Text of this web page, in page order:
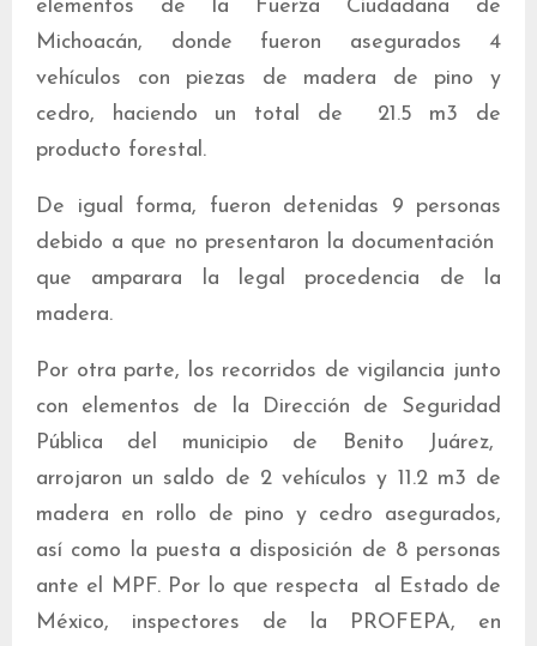
elementos de la Fuerza Ciudadana de
Michoacán, donde fueron asegurados 4
vehículos con piezas de madera de pino y
cedro, haciendo un total de 21.5 m3 de
producto forestal.
De igual forma, fueron detenidas 9 personas
debido a que no presentaron la documentación
que amparara la legal procedencia de la
madera.
Por otra parte, los recorridos de vigilancia junto
con elementos de la Dirección de Seguridad
Pública del municipio de Benito Juárez,
arrojaron un saldo de 2 vehículos y 11.2 m3 de
madera en rollo de pino y cedro asegurados,
así como la puesta a disposición de 8 personas
ante el MPF. Por lo que respecta al Estado de
México, inspectores de la PROFEPA, en